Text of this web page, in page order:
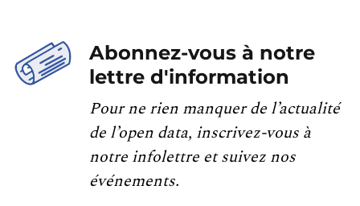
Abonnez-vous à notre
lettre d'information
Pour ne rien manquer de l’actualité
de l’open data, inscrivez-vous à
notre infolettre et suivez nos
événements.